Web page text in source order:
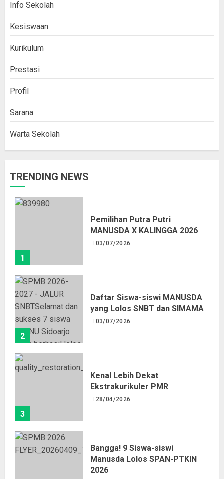
Info Sekolah
Kesiswaan
Kurikulum
Prestasi
Profil
Sarana
Warta Sekolah
TRENDING NEWS
1
Pemilihan Putra Putri
MANUSDA X KALINGGA 2026
03/07/2026
2
Daftar Siswa-siswi MANUSDA
yang Lolos SNBT dan SIMAMA
03/07/2026
3
Kenal Lebih Dekat
Ekstrakurikuler PMR
28/04/2026
Bangga! 9 Siswa-siswi
Manusda Lolos SPAN-PTKIN
2026